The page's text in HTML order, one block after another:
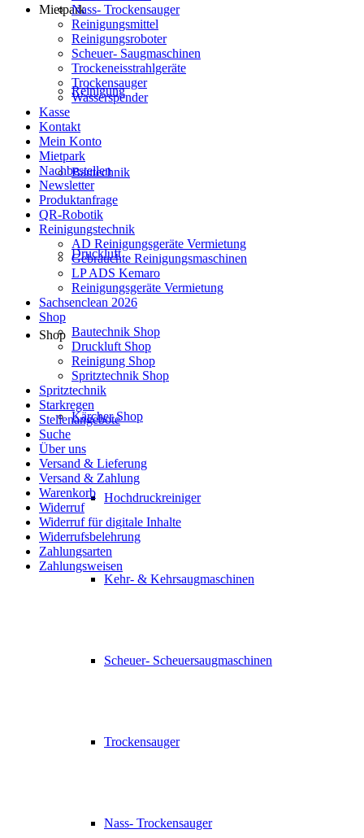
Mietpark
Reinigung
Bautechnik
Druckluft
Shop
Kärcher Shop
Hochdruckreiniger
Kehr- & Kehrsaugmaschinen
Scheuer- Scheuersaugmaschinen
Trockensauger
Nass- Trockensauger
Nass- Trockensauger
Reinigungsmittel
Reinigungsroboter
Scheuer- Saugmaschinen
Trockeneisstrahlgeräte
Trockensauger
Wasserspender
Kasse
Kontakt
Mein Konto
Mietpark
Nachbestellen
Newsletter
Produktanfrage
QR-Robotik
Reinigungstechnik
AD Reinigungsgeräte Vermietung
Gebrauchte Reinigungsmaschinen
LP ADS Kemaro
Reinigungsgeräte Vermietung
Sachsenclean 2026
Shop
Bautechnik Shop
Druckluft Shop
Reinigung Shop
Spritztechnik Shop
Spritztechnik
Starkregen
Stellenangebote
Suche
Über uns
Versand & Lieferung
Versand & Zahlung
Warenkorb
Widerruf
Widerruf für digitale Inhalte
Widerrufsbelehrung
Zahlungsarten
Zahlungsweisen